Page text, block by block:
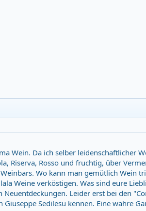
Wein. Da ich selber leidenschaftlicher
Riserva, Rosso und fruchtig, über
Wo kann man gemütlich Wein
Weine verköstigen. Was sind eure
Leider erst bei den
Sedilesu kennen. Eine wahre